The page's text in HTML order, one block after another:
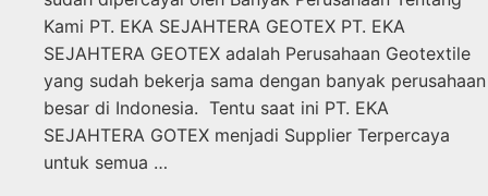
Kami PT. EKA SEJAHTERA GEOTEX PT. EKA
SEJAHTERA GEOTEX adalah Perusahaan Geotextile
yang sudah bekerja sama dengan banyak perusahaan
besar di Indonesia. Tentu saat ini PT. EKA
SEJAHTERA GOTEX menjadi Supplier Terpercaya
untuk semua …